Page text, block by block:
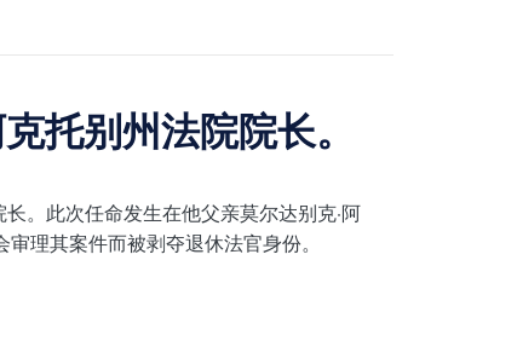
托别州法院院长。
。此次任命发生在他父亲莫尔达别克·阿
理其案件而被剥夺退休法官身份。